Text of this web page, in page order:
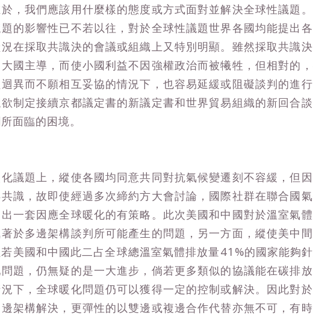
，我們應該用什麼樣的態度或方式面對並解決全球性議題
的影響性已不若以往，對於全球性議題世界各國均能提出
在採取共識決的會議或組織上又特別明顯。雖然採取共識
國主導，而使小國利益不因強權政治而被犧牲，但相對的
異而不願相互妥協的情況下，也容易延緩或阻礙談判的進
制定接續京都議定書的新議定書和世界貿易組織的新回合
面臨的困境。
議題上，縱使各國均同意共同對抗氣候變遷刻不容緩，但
識，故即使經過多次締約方大會討論，國際社群在聯合國
一套因應全球暖化的有策略。此次美國和中國對於溫室氣
於多邊架構談判所可能產生的問題，另一方面，縱使美中
美國和中國此二占全球總溫室氣體排放量41%的國家能夠
題，仍無疑的是一大進步，倘若更多類似的協議能在碳排
下，全球暖化問題仍可以獲得一定的控制或解決。因此對
架構解決，更彈性的以雙邊或複邊合作代替亦無不可，有